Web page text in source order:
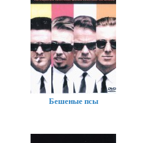
Бешеные псы